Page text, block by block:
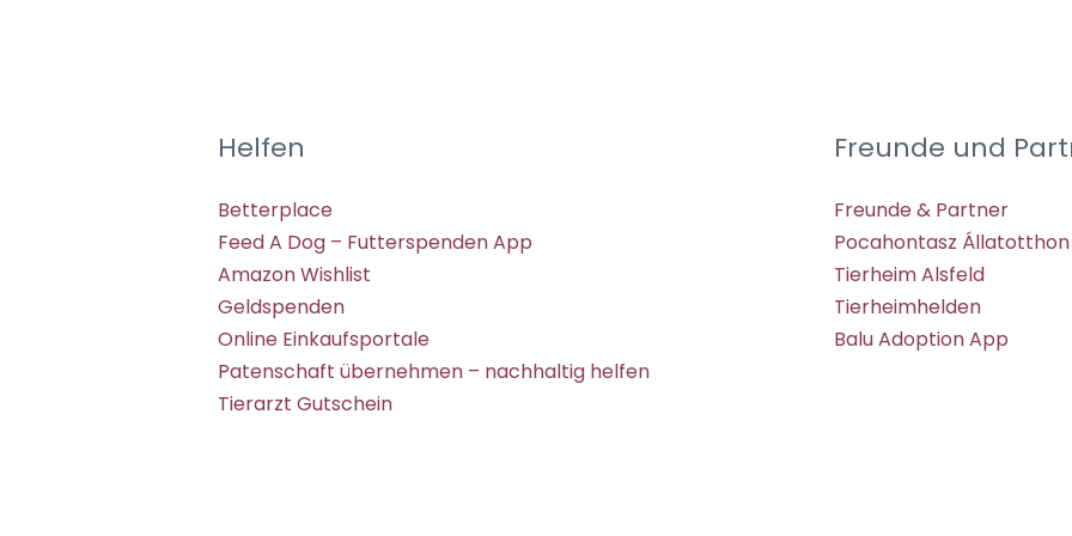
Helfen
Betterplace
Feed A Dog – Futterspenden App
Amazon Wishlist
Geldspenden
Online Einkaufsportale
Patenschaft übernehmen – nachhaltig helfen
Tierarzt Gutschein
Freunde und
Freunde & Partner
Pocahontasz Állatotthon
Tierheim Alsfeld
Tierheimhelden
Balu Adoption App